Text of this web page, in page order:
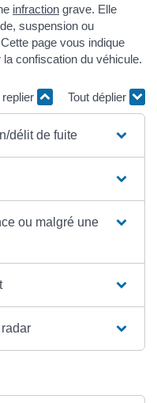
infraction grave. Elle
suspension ou
page vous indique
confiscation du véhicule.
replier Tout déplier
délit de fuite
ou malgré une